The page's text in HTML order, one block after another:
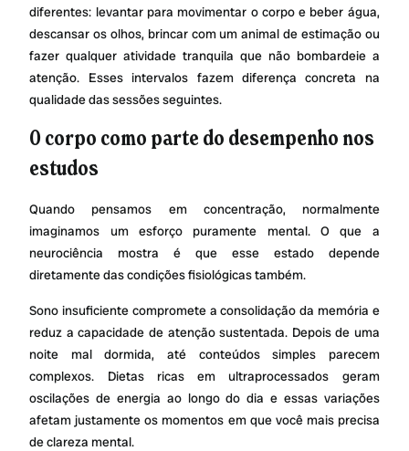
diferentes: levantar para movimentar o corpo e beber água,
descansar os olhos, brincar com um animal de estimação ou
fazer qualquer atividade tranquila que não bombardeie a
atenção. Esses intervalos fazem diferença concreta na
qualidade das sessões seguintes.
O corpo como parte do desempenho nos
estudos
Quando pensamos em concentração, normalmente
imaginamos um esforço puramente mental. O que a
neurociência mostra é que esse estado depende
diretamente das condições fisiológicas também.
Sono insuficiente compromete a consolidação da memória e
reduz a capacidade de atenção sustentada. Depois de uma
noite mal dormida, até conteúdos simples parecem
complexos. Dietas ricas em ultraprocessados geram
oscilações de energia ao longo do dia e essas variações
afetam justamente os momentos em que você mais precisa
de clareza mental.